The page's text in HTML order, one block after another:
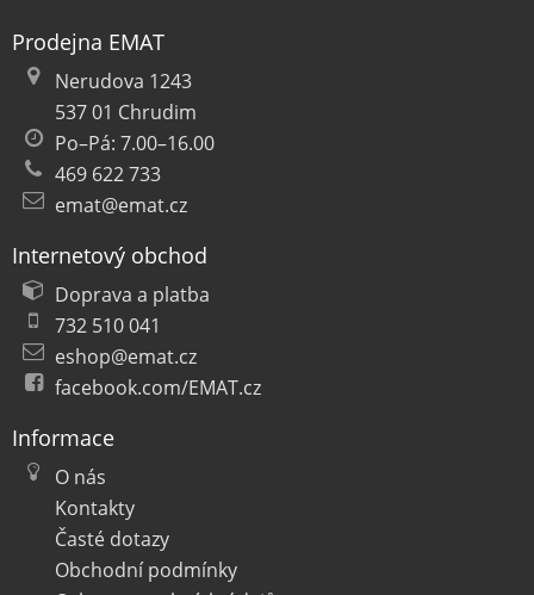
Prodejna EMAT
Nerudova 1243
537 01 Chrudim
Po–Pá: 7.00–16.00
469 622 733
emat@emat.cz
Internetový obchod
Doprava a platba
732 510 041
eshop@emat.cz
facebook.com/EMAT.cz
Informace
O nás
Kontakty
Časté dotazy
Obchodní podmínky